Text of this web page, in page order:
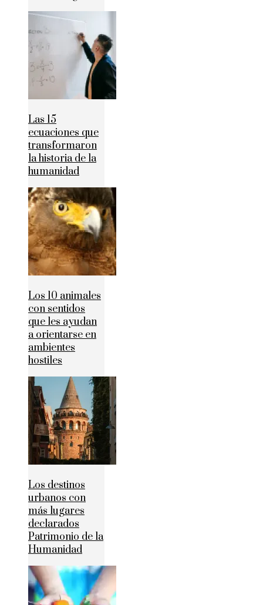
Las 15
ecuaciones que
transformaron
la historia de la
humanidad
Los 10 animales
con sentidos
que les ayudan
a orientarse en
ambientes
hostiles
Los destinos
urbanos con
más lugares
declarados
Patrimonio de la
Humanidad